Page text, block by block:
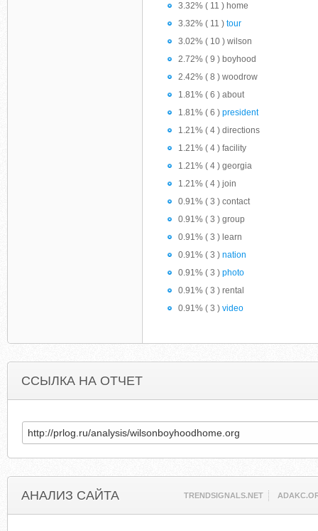
3.32% ( 11 ) home
3.32% ( 11 ) tour
3.02% ( 10 ) wilson
2.72% ( 9 ) boyhood
2.42% ( 8 ) woodrow
1.81% ( 6 ) about
1.81% ( 6 ) president
1.21% ( 4 ) directions
1.21% ( 4 ) facility
1.21% ( 4 ) georgia
1.21% ( 4 ) join
0.91% ( 3 ) contact
0.91% ( 3 ) group
0.91% ( 3 ) learn
0.91% ( 3 ) nation
0.91% ( 3 ) photo
0.91% ( 3 ) rental
0.91% ( 3 ) video
ССЫЛКА НА ОТЧЕТ
АНАЛИЗ САЙТА TRENDSIGNALS.NET